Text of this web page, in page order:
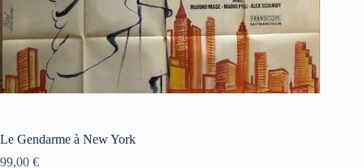
Le Gendarme à New York
99,00 €